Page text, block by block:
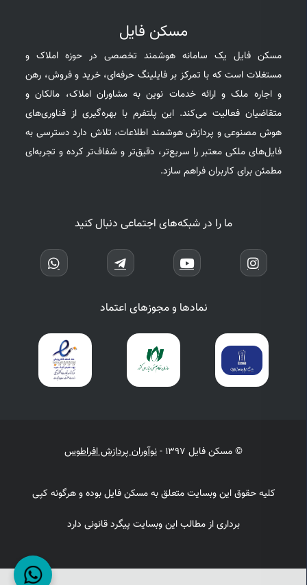
مسکن فایل
مسکن فایل یک سامانه هوشمند تخصصی در حوزه املاک و
مستغلات است که با تمرکز بر فایلینگ حرفه‌ای، خرید و فروش، رهن
و اجاره ملک و ارائه خدمات نوین به مشاوران املاک، مالکان و
متقاضیان فعالیت می‌کند. این پلتفرم با بهره‌گیری از فناوری‌های
هوش مصنوعی و پردازش هوشمند اطلاعات، تلاش دارد دسترسی به
فایل‌های ملکی معتبر را سریع‌تر، دقیق‌تر و شفاف‌تر کرده و تجربه‌ای
مطمئن برای کاربران فراهم سازد.
ما را در شبکه‌های اجتماعی دنبال کنید
نمادها و مجوزهای اعتماد
© مسکن فایل 1397 - نوآوران پردازش افراطوس
کلیه حقوق این وبسایت متعلق به مسکن فایل بوده و هرگونه کپی
برداری از مطالب این وبسایت پیگرد قانونی دارد